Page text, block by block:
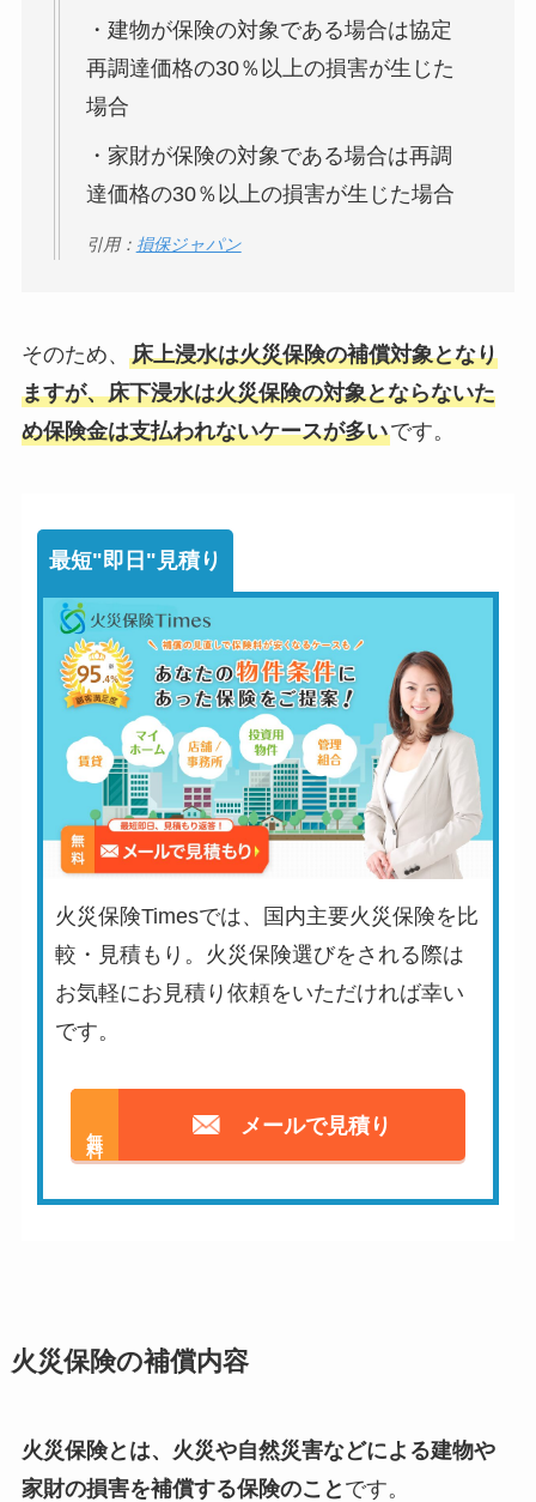
・建物が保険の対象である場合は協定
再調達価格の30％以上の損害が生じた
場合
・家財が保険の対象である場合は再調
達価格の30％以上の損害が生じた場合
引用： 損保ジャパン
そのため、 床上浸水は火災保険の補償対象となり
ますが、床下浸水は火災保険の対象とならないた
め保険金は支払われないケースが多いです。
最短"即日"見積り
火災保険Timesでは、国内主要火災保険を比
較・見積もり。火災保険選びをされる際は
お気軽にお見積り依頼をいただければ幸い
です。
メールで見積り
火災保険の補償内容
火災保険とは、火災や自然災害などによる建物や
家財の損害を補償する保険のこと です。